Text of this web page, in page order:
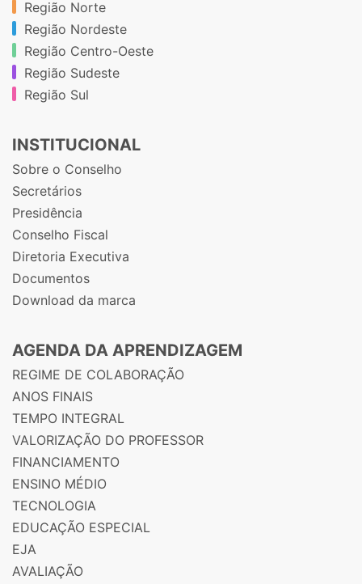
Região Norte
Região Nordeste
Região Centro-Oeste
Região Sudeste
Região Sul
INSTITUCIONAL
Sobre o Conselho
Secretários
Presidência
Conselho Fiscal
Diretoria Executiva
Documentos
Download da marca
AGENDA DA APRENDIZAGEM
REGIME DE COLABORAÇÃO
ANOS FINAIS
TEMPO INTEGRAL
VALORIZAÇÃO DO PROFESSOR
FINANCIAMENTO
ENSINO MÉDIO
TECNOLOGIA
EDUCAÇÃO ESPECIAL
EJA
AVALIAÇÃO